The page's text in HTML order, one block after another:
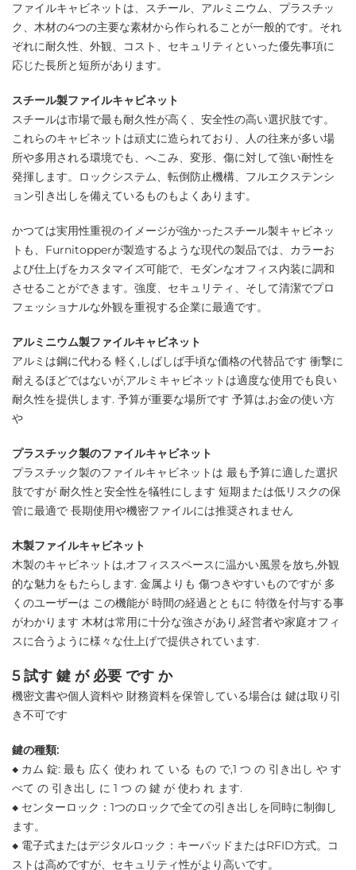
ファイルキャビネットは、スチール、アルミニウム、プラスチッ
ク、木材の4つの主要な素材から作られることが一般的です。それ
ぞれに耐久性、外観、コスト、セキュリティといった優先事項に
応じた長所と短所があります。
スチール製ファイルキャビネット
スチールは市場で最も耐久性が高く、安全性の高い選択肢です。
これらのキャビネットは頑丈に造られており、人の往来が多い場
所や多用される環境でも、へこみ、変形、傷に対して強い耐性を
発揮します。ロックシステム、転倒防止機構、フルエクステンシ
ョン引き出しを備えているものもよくあります。
かつては実用性重視のイメージが強かったスチール製キャビネッ
トも、Furnitopperが製造するような現代の製品では、カラーお
よび仕上げをカスタマイズ可能で、モダンなオフィス内装に調和
させることができます。強度、セキュリティ、そして清潔でプロ
フェッショナルな外観を重視する企業に最適です。
アルミニウム製ファイルキャビネット
アルミは鋼に代わる 軽く,しばしば手頃な価格の代替品です 衝撃に
耐えるほどではないが,アルミキャビネットは適度な使用でも良い
耐久性を提供します. 予算が重要な場所です 予算は,お金の使い方
や
プラスチック製のファイルキャビネット
プラスチック製のファイルキャビネットは 最も予算に適した選択
肢ですが 耐久性と安全性を犠牲にします 短期または低リスクの保
管に最適で 長期使用や機密ファイルには推奨されません
木製ファイルキャビネット
木製のキャビネットは,オフィススペースに温かい風景を放ち,外観
的な魅力をもたらします. 金属よりも 傷つきやすいものですが 多
くのユーザーは この機能が 時間の経過とともに 特徴を付与する事
がわかります 木材は常用に十分な強さがあり,経営者や家庭オフィ
スに合うように様々な仕上げで提供されています.
5 試す 鍵 が 必要 です か
機密文書や個人資料や 財務資料を保管している場合は 鍵は取り引
き不可です
鍵の種類:
◆ カム 錠: 最も 広く 使わ れ て いる もの で,1 つ の 引き出し や す
べて の 引き出し に 1 つ の 鍵 が 使わ れ ます.
◆ センターロック：1つのロックで全ての引き出しを同時に制御し
ます。
◆ 電子式またはデジタルロック：キーパッドまたはRFID方式。コ
ストは高めですが、セキュリティ性がより高いです。